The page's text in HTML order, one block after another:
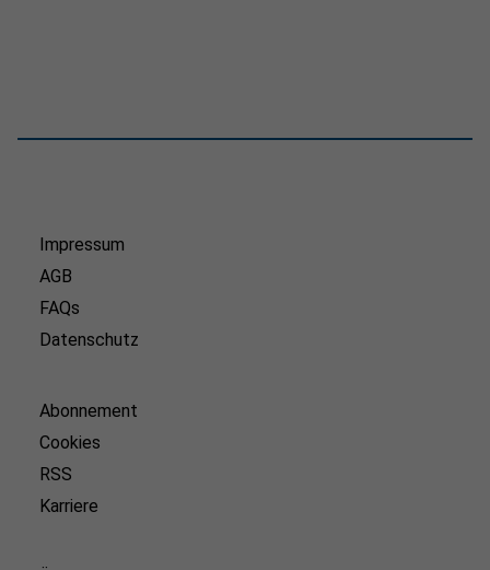
Impressum
AGB
FAQs
Datenschutz
Abonnement
Cookies
RSS
Karriere